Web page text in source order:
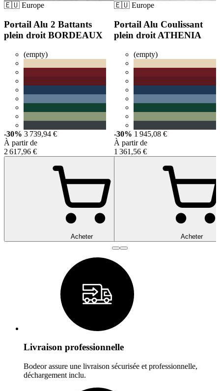
🇪🇺 Europe
Portail Alu 2 Battants
plein droit BORDEAUX
(empty)
-30% 3 739,94 €
À partir de
2 617,96 €
Acheter
🇪🇺 Europe
Portail Alu Coulissant
plein droit ATHENIA
(empty)
-30% 1 945,08 €
À partir de
1 361,56 €
Acheter
Livraison professionnelle
Bodeor assure une livraison sécurisée et professionnelle,
déchargement inclu.